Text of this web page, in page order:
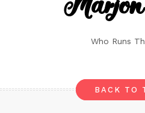
Who Runs
BACK TO